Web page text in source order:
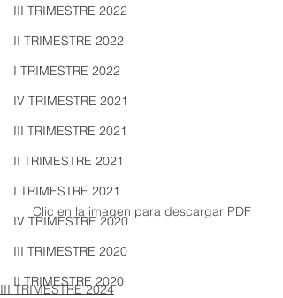
III TRIMESTRE 2022
II TRIMESTRE 2022
I TRIMESTRE 2022
IV TRIMESTRE 2021
III TRIMESTRE 2021
II TRIMESTRE 2021
I TRIMESTRE 2021
IV TRIMESTRE 2020
III TRIMESTRE 2020
II TRIMESTRE 2020
Clic en la imagen para descargar PDF
III TRIMESTRE 2024